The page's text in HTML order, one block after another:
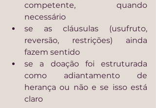
competente, quando
necessário
se as cláusulas (usufruto,
reversão, restrições) ainda
fazem sentido
se a doação foi estruturada
como adiantamento de
herança ou não e se isso está
claro